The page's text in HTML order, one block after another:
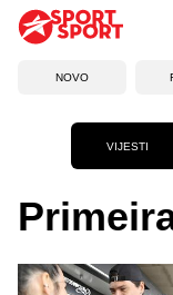
NOVO
VIJESTI